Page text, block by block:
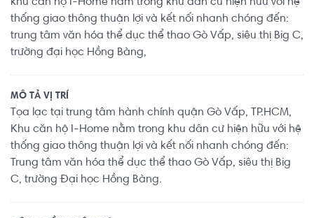
thống giao thông thuận lợi và kết nối nhanh chóng đến:
trung tâm văn hóa thể dục thể thao Gò Vấp, siêu thị Big C,
trường đại học Hồng Bàng,
MÔ TẢ VỊ TRÍ
Tọa lạc tại trung tâm hành chính quận Gò Vấp, TP.HCM,
Khu căn hộ I-Home nằm trong khu dân cư hiện hữu với hệ
thống giao thông thuận lợi và kết nối nhanh chóng đến:
Trung tâm văn hóa thể dục thể thao Gò Vấp, siêu thị Big
C, trường Đại học Hồng Bàng.